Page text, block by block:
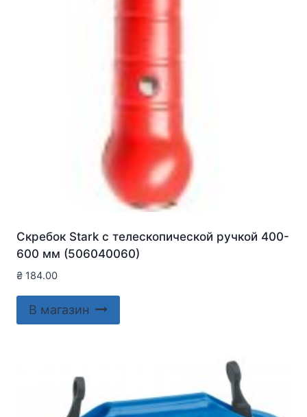
Скребок Stark с телескопической ручкой 400-
600 мм (506040060)
₴ 184.00
В магазин